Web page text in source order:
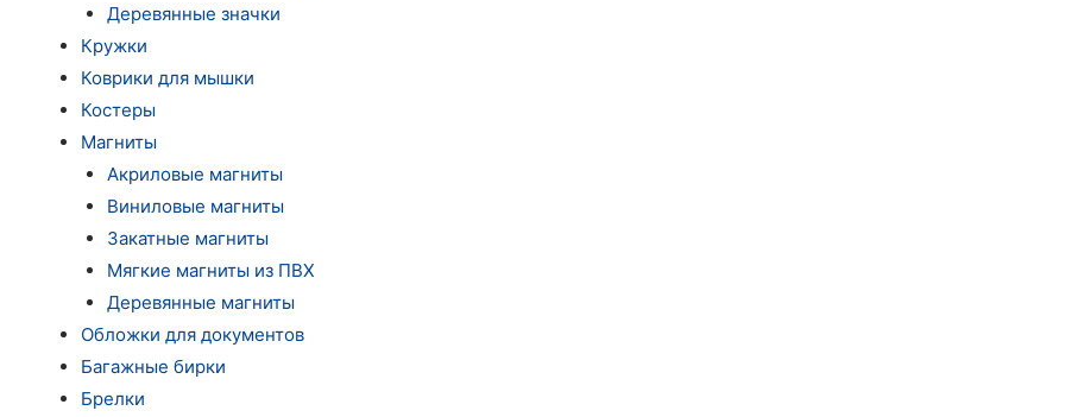
Деревянные значки
Кружки
Коврики для мышки
Костеры
Магниты
Акриловые магниты
Виниловые магниты
Закатные магниты
Мягкие магниты из ПВХ
Деревянные магниты
Обложки для документов
Багажные бирки
Брелки